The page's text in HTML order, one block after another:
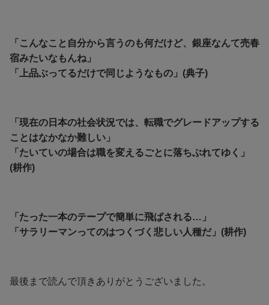
「こんなこと自分から言うのも何だけど、銀座なんて売春
宿みたいなもんね」
「上品ぶってるだけで同じようなもの」(典子)
「現在の日本の社会状況では、転職でグレードアップする
ことはなかなか難しい」
「たいていの場合は職を変えるごとに落ちぶれてゆく」
(耕作)
「たった一本のテープで簡単に飛ばされる…」
「サラリーマンってのはつくづく悲しい人種だ」(耕作)
最後まで読んで頂きありがとうございました。